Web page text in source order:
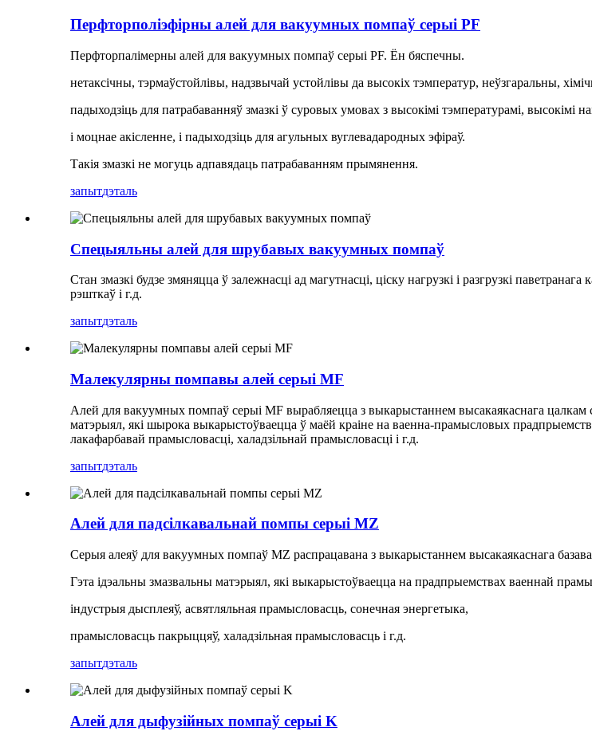
Перфторполіэфірны алей для вакуумных помпаў серыі PF
Перфторпалімерны алей для вакуумных помпаў серыі PF. Ён бяспечны.
нетаксічны, тэрмаўстойлівы, надзвычай устойлівы да высокіх тэмператур, неўзгаральны,
падыходзіць для патрабаванняў змазкі ў суровых умовах з высокімі тэмпературамі, высокімі
і моцнае акісленне, і падыходзіць для агульных вуглевадародных эфіраў.
Такія змазкі не могуць адпавядаць патрабаванням прымянення.
запытдэталь
Спецыяльны алей для шрубавых вакуумных помпаў
Стан змазкі будзе змяняцца ў залежнасці ад магутнасці, ціску нагрузкі і разгрузкі
рэшткаў і г.д.
запытдэталь
Малекулярны помпавы алей серыі MF
Алей для вакуумных помпаў серыі MF вырабляецца з выкарыстаннем высакаякаснага цалкам
матэрыял, які шырока выкарыстоўваецца ў маёй краіне на ваенна-прамысловых
лакафарбавай прамысловасці, халадзільнай прамысловасці і г.д.
запытдэталь
Алей для падсілкавальнай помпы серыі MZ
Серыя алеяў для вакуумных помпаў MZ распрацавана з выкарыстаннем высакаякаснага
Гэта ідэальны змазвальны матэрыял, які выкарыстоўваецца на прадпрыемствах ваеннай
індустрыя дысплеяў, асвятляльная прамысловасць, сонечная энергетыка,
прамысловасць пакрыццяў, халадзільная прамысловасць і г.д.
запытдэталь
Алей для дыфузійных помпаў серыі K